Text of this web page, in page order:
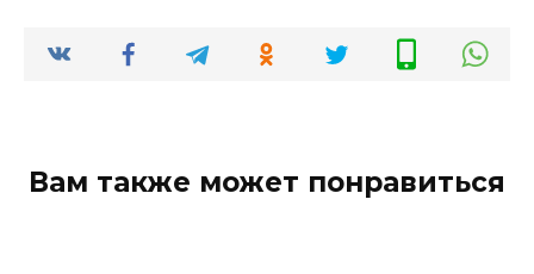
Вам также может понравиться